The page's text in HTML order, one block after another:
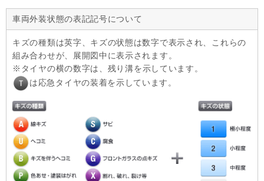
車両外装状態の表記記号について
キズの種類は英字、キズの状態は数字で表示され、これらの
組み合わせが、展開図中に表示されます。
タイヤの横の数字は、残り溝を示しています。
は応急タイヤの装着を示しています。